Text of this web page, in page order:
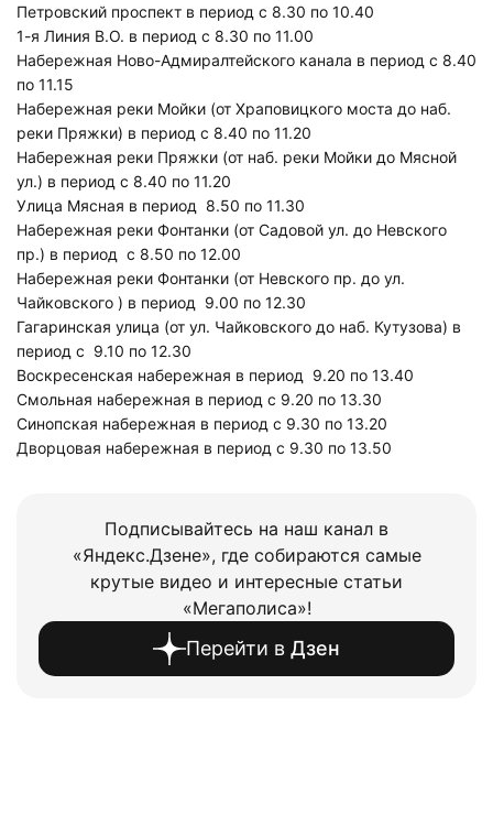
Петровский проспект в период с 8.30 по 10.40
1-я Линия В.О. в период с 8.30 по 11.00
Набережная Ново-Адмиралтейского канала в период с 8.40
по 11.15
Набережная реки Мойки (от Храповицкого моста до наб.
реки Пряжки) в период с 8.40 по 11.20
Набережная реки Пряжки (от наб. реки Мойки до Мясной
ул.) в период с 8.40 по 11.20
Улица Мясная в период 8.50 по 11.30
Набережная реки Фонтанки (от Садовой ул. до Невского
пр.) в период с 8.50 по 12.00
Набережная реки Фонтанки (от Невского пр. до ул.
Чайковского ) в период 9.00 по 12.30
Гагаринская улица (от ул. Чайковского до наб. Кутузова) в
период с 9.10 по 12.30
Воскресенская набережная в период 9.20 по 13.40
Смольная набережная в период с 9.20 по 13.30
Синопская набережная в период с 9.30 по 13.20
Дворцовая набережная в период с 9.30 по 13.50
Подписывайтесь на наш канал в
«Яндекс.Дзене», где собираются самые
крутые видео и интересные статьи
«Мегаполиса»!
Перейти в Дзен